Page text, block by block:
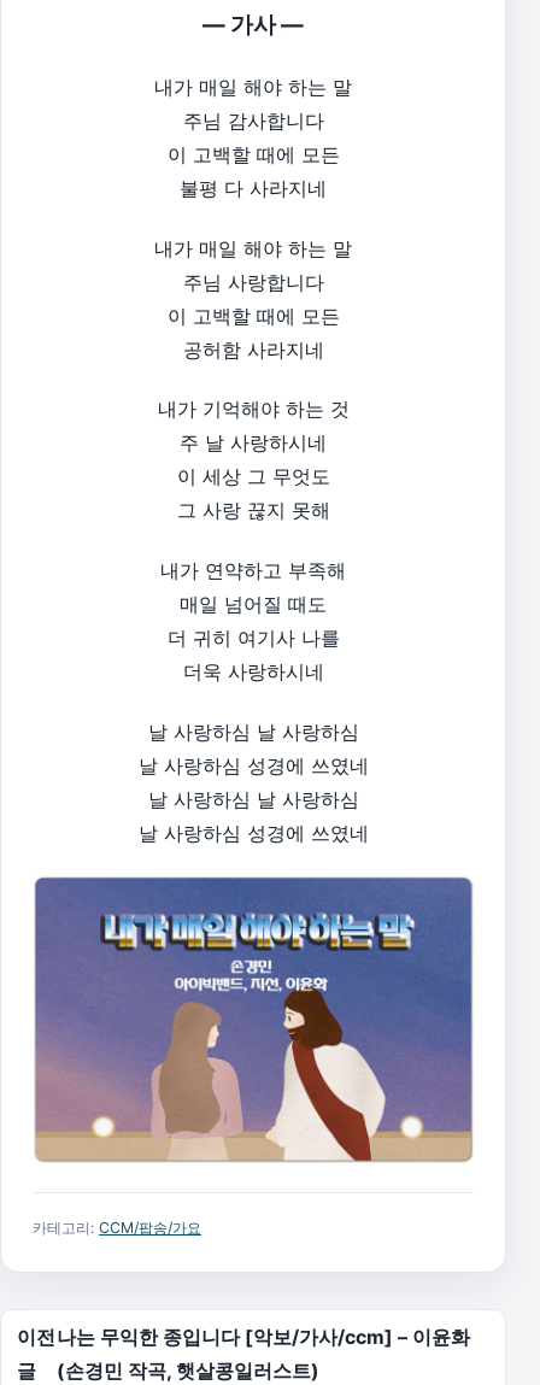
— 가사 —
내가 매일 해야 하는 말
주님 감사합니다
이 고백할 때에 모든
불평 다 사라지네
내가 매일 해야 하는 말
주님 사랑합니다
이 고백할 때에 모든
공허함 사라지네
내가 기억해야 하는 것
주 날 사랑하시네
이 세상 그 무엇도
그 사랑 끊지 못해
내가 연약하고 부족해
매일 넘어질 때도
더 귀히 여기사 나를
더욱 사랑하시네
날 사랑하심 날 사랑하심
날 사랑하심 성경에 쓰였네
날 사랑하심 날 사랑하심
날 사랑하심 성경에 쓰였네
카테고리: CCM/팝송/가요
글 탐색
이전
글
나는 무익한 종입니다 [악보/가사/ccm] – 이윤화
(손경민 작곡, 햇살콩일러스트)